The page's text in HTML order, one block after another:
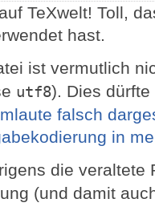
TeXwelt! Toll,
hast.
ist vermutlich
utf8). Dies
falsch
in
die veraltete
(und damit